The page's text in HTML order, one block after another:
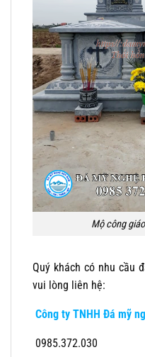
Mộ công
Quý khách có nhu cầu
vui lòng liên hệ:
Công ty TNHH Đá mỹ
0985.372.030